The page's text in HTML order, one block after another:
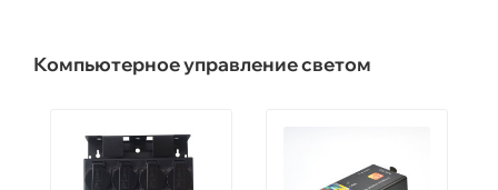
Компьютерное управление светом